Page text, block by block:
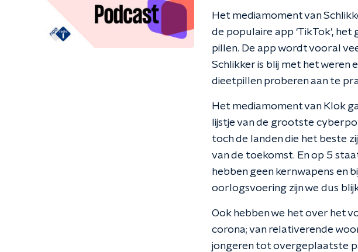
Het mediamoment van
de populaire app ‘TikTok’,
pillen. De app wordt vooral
Schlikker is blij met het weren
dieetpillen proberen aan te
Het mediamoment van Klok
lijstje van de grootste
toch de landen die het beste
van de toekomst. En op 5
hebben geen kernwapens en
oorlogsvoering zijn we dus
Ook hebben we het over het
corona; van relativerende
jongeren tot overgeplaatste